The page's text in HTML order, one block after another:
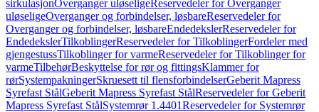
sirkulasjonOverganger uløseligeReservedeler for Overganger
uløseligeOverganger og forbindelser, løsbareReservedeler for
Overganger og forbindelser, løsbareEndedekslerReservedeler for
EndedekslerTilkoblingerReservedeler for TilkoblingerFordeler med
gjengestussTilkoblinger for varmeReservedeler for Tilkoblinger for
varmeTilbehørBeskyttelse for rør og fittingsKlammer for
rørSystempakningerSkruesett til flensforbindelserGeberit Mapress
Syrefast StålGeberit Mapress Syrefast StålReservedeler for Geberit
Mapress Syrefast StålSystemrør 1.4401Reservedeler for Systemrør